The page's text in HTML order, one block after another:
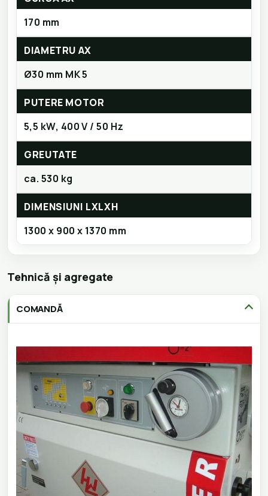
170 mm
DIAMETRU AX
Ø30 mm MK 5
PUTERE MOTOR
5,5 kW, 400 V / 50 Hz
GREUTATE
ca. 530 kg
DIMENSIUNI LXLXH
1300 x 900 x 1370 mm
Tehnică și agregate
COMANDĂ